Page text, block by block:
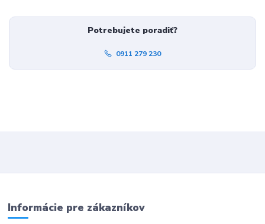
Potrebujete poradiť?
0911 279 230
Informácie pre zákazníkov